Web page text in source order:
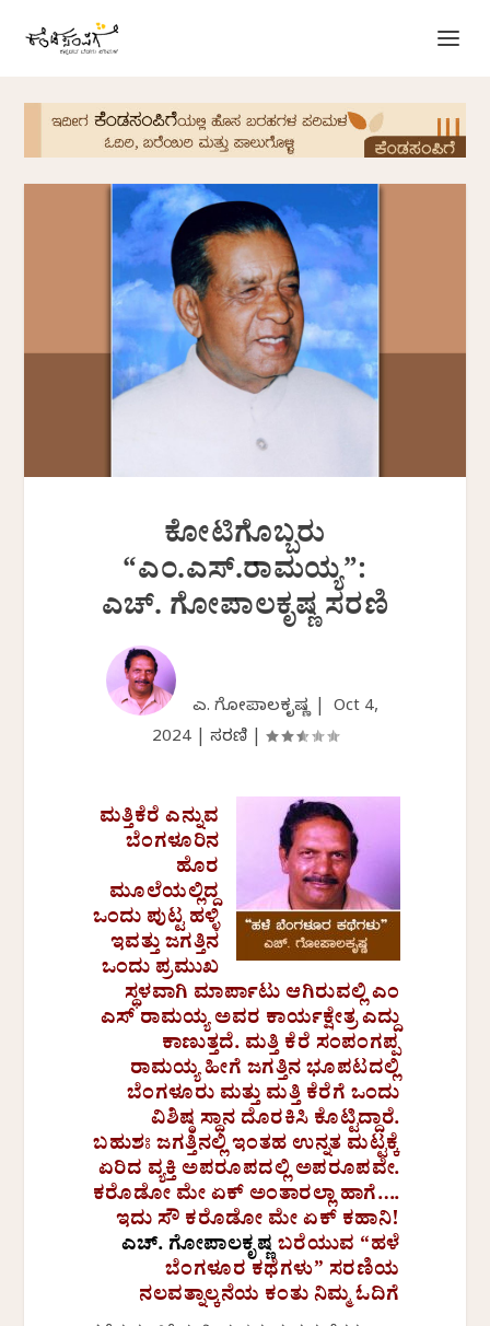
ಕೋಟಿಗೊಬ್ಬರು
“ಎಂ.ಎಸ್.ರಾಮಯ್ಯ”‌:
ಎಚ್. ಗೋಪಾಲಕೃಷ್ಣ ಸರಣಿ
ಎಚ್. ಗೋಪಾಲಕೃಷ್ಣ | Oct 4,
2024
ಸರಣಿ
ಮತ್ತಿಕೆರೆ ಎನ್ನುವ
ಬೆಂಗಳೂರಿನ
ಹೊರ
ಮೂಲೆಯಲ್ಲಿದ್ದ
ಒಂದು ಪುಟ್ಟ ಹಳ್ಳಿ
ಇವತ್ತು ಜಗತ್ತಿನ
ಒಂದು ಪ್ರಮುಖ
ಸ್ಥಳವಾಗಿ ಮಾರ್ಪಾಟು ಆಗಿರುವಲ್ಲಿ ಎಂ
ಎಸ್ ರಾಮಯ್ಯ ಅವರ ಕಾರ್ಯಕ್ಷೇತ್ರ ಎದ್ದು
ಕಾಣುತ್ತದೆ. ಮತ್ತಿ ಕೆರೆ ಸಂಪಂಗಪ್ಪ
ರಾಮಯ್ಯ ಹೀಗೆ ಜಗತ್ತಿನ ಭೂಪಟದಲ್ಲಿ
ಬೆಂಗಳೂರು ಮತ್ತು ಮತ್ತಿ ಕೆರೆಗೆ ಒಂದು
ವಿಶಿಷ್ಠ ಸ್ಥಾನ ದೊರಕಿಸಿ ಕೊಟ್ಟಿದ್ದಾರೆ.
ಬಹುಶಃ ಜಗತ್ತಿನಲ್ಲಿ ಇಂತಹ ಉನ್ನತ ಮಟ್ಟಕ್ಕೆ
ಏರಿದ ವ್ಯಕ್ತಿ ಅಪರೂಪದಲ್ಲಿ ಅಪರೂಪವೇ.
ಕರೊಡೋ ಮೇ ಏಕ್ ಅಂತಾರಲ್ಲಾ ಹಾಗೆ….
ಇದು ಸೌ ಕರೊಡೋ ಮೇ ಏಕ್ ಕಹಾನಿ!
ಎಚ್. ಗೋಪಾಲಕೃಷ್ಣಬರೆಯುವ “ಹಳೆ
ಬೆಂಗಳೂರ ಕಥೆಗಳು” ಸರಣಿಯ
ನಲವತ್ನಾಲ್ಕನೆಯ ಕಂತು ನಿಮ್ಮ ಓದಿಗೆ